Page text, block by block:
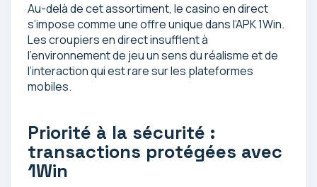
Au-delà de cet assortiment, le casino en direct
s’impose comme une offre unique dans l’APK 1Win.
Les croupiers en direct insufflent à
l’environnement de jeu un sens du réalisme et de
l’interaction qui est rare sur les plateformes
mobiles.
Priorité à la sécurité :
transactions protégées avec
1Win